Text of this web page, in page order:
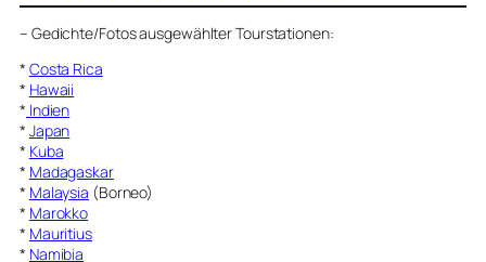
– Gedichte/Fotos ausgewählter Tourstationen:
* Costa Rica
* Hawaii
* Indien
* Japan
* Kuba
* Madagaskar
* Malaysia (Borneo)
* Marokko
* Mauritius
* Namibia